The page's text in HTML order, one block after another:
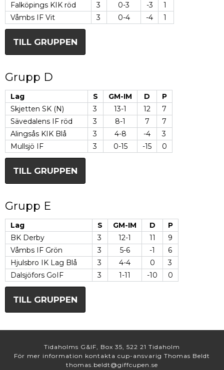
Falköpings KIK röd
3 0-3 -3
1
Våmbs IF Vit
3 0-4 -4 1
TILL GRUPPEN
Grupp D
Lag S GM-IM D
P
Skjetten SK (N)
3 13-1 12
7
Sävedalens IF röd
3 8-1 7
7
Alingsås KIK Blå
3 4-8 -4
3
Mullsjö IF
3 0-15 -15 0
TILL GRUPPEN
Grupp E
Lag S GM-IM D
P
BK Derby
3 12-1 11
9
Våmbs IF Grön
3 5-6 -1
6
Hjulsbro IK Lag Blå
3 4-4 0
3
Dalsjöfors GoIF
3 1-11 -10 0
TILL GRUPPEN
Tidaholms G&IF, Box 35, 522 21 Tidaholm
För mer information kontakta cup-ansvarig Thomas Beldt
thomas.beldt@giffcupen.se